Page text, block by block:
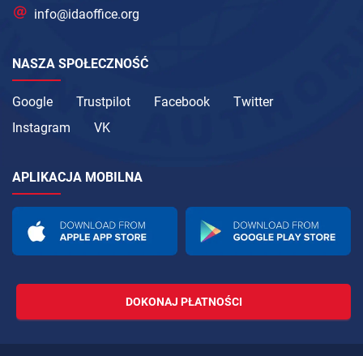
info@idaoffice.org
NASZA SPOŁECZNOŚĆ
Google Trustpilot Facebook
Twitter
Instagram
VK
APLIKACJA MOBILNA
DOKONAJ PŁATNOŚCI